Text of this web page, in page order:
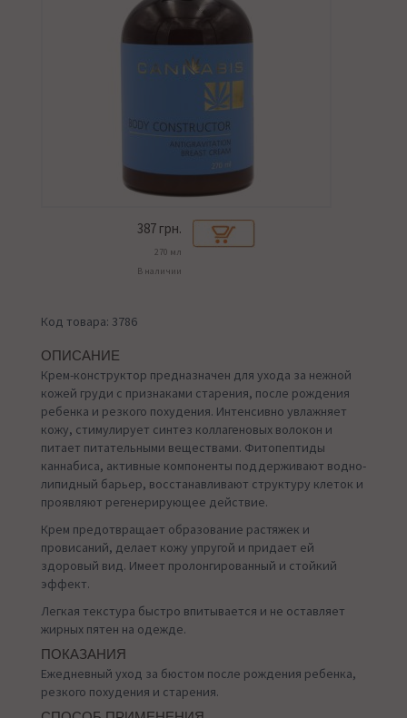
387 грн.
270 мл
В наличии
Код товара: 3786
ОПИСАНИЕ
Крем-конструктор предназначен для ухода за нежной
кожей груди с признаками старения, после рождения
ребенка и резкого похудения. Интенсивно увлажняет
кожу, стимулирует синтез коллагеновых волокон и
питает питательными веществами. Фитопептиды
каннабиса, активные компоненты поддерживают водно-
липидный барьер, восстанавливают структуру клеток и
проявляют регенерирующее действие.
Крем предотвращает образование растяжек и
провисаний, делает кожу упругой и придает ей
здоровый вид. Имеет пролонгированный и стойкий
эффект.
Легкая текстура быстро впитывается и не оставляет
жирных пятен на одежде.
ПОКАЗАНИЯ
Ежедневный уход за бюстом после рождения ребенка,
резкого похудения и старения.